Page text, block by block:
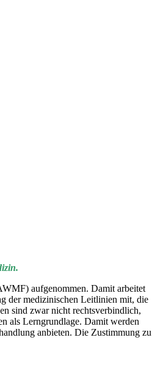
aufgenommen. Damit arbeitet
der medizinischen Leitlinien mit, die
sind zwar nicht rechtsverbindlich,
als Lerngrundlage. Damit werden
anbieten. Die Zustimmung zu